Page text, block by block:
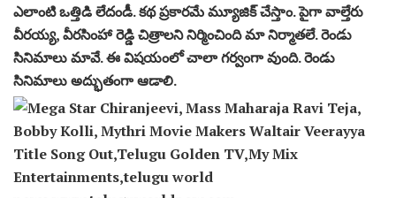
ఎలాంటి ఒత్తిడి లేదండీ. కథ ప్రకారమే మ్యూజిక్ చేస్తాం. పైగా వాల్తేరు
వీరయ్య, వీరసింహా రెడ్డి చిత్రాలని నిర్మించింది మా నిర్మాతలే. రెండు
సినిమాలు మావే. ఈ విషయంలో చాలా గర్వంగా వుంది. రెండు
సినిమాలు అద్భుతంగా ఆడాలి.